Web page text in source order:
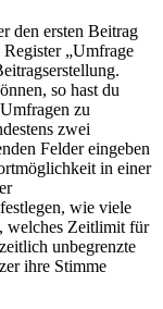
den ersten Beitrag
Register „Umfrage
so hast du
zu
zwei
Felder eingeben
in einer
wie viele
welches Zeitlimit für
unbegrenzte
ihre Stimme